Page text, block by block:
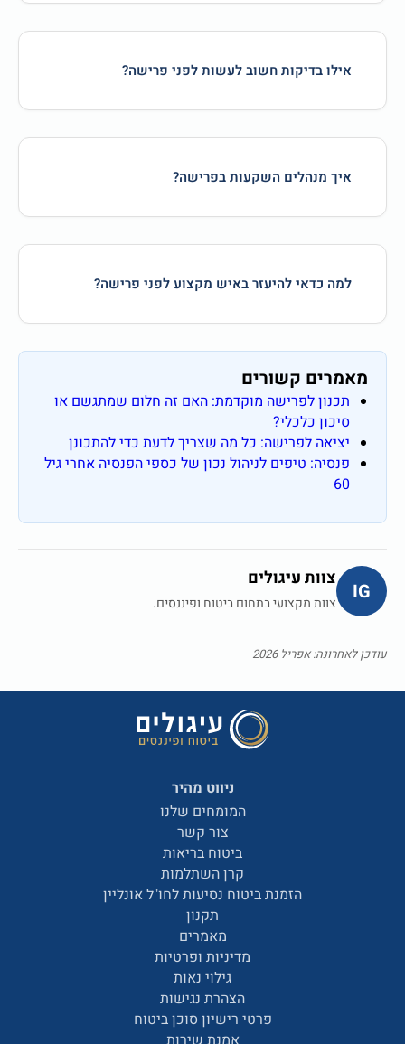
אילו בדיקות חשוב לעשות לפני פרישה?
איך מנהלים השקעות בפרישה?
למה כדאי להיעזר באיש מקצוע לפני פרישה?
מאמרים קשורים
תכנון לפרישה מוקדמת: האם זה חלום שמתגשם או
סיכון כלכלי?
יציאה לפרישה: כל מה שצריך לדעת כדי להתכונן
פנסיה: טיפים לניהול נכון של כספי הפנסיה אחרי גיל
60
IG צוות עיגולים
צוות מקצועי בתחום ביטוח ופיננסים.
עודכן לאחרונה: אפריל 2026
ניווט מהיר
המומחים שלנו
צור קשר
ביטוח בריאות
קרן השתלמות
הזמנת ביטוח נסיעות לחו"ל אונליין
תקנון
מאמרים
מדיניות ופרטיות
גילוי נאות
הצהרת נגישות
פרטי רישיון סוכן ביטוח